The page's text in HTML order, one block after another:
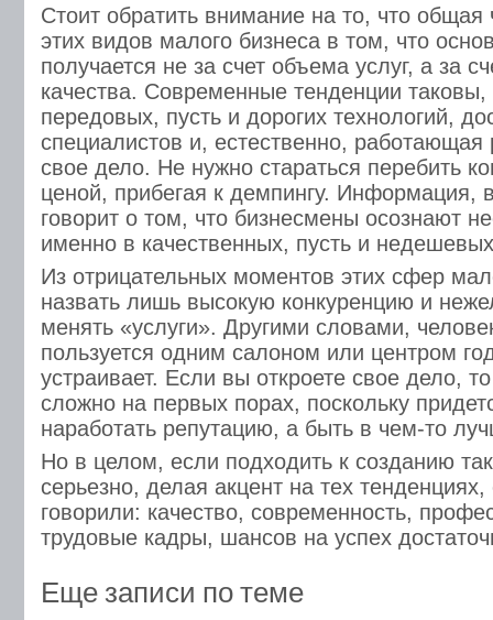
Стоит обратить внимание на то, что общая
этих видов малого бизнеса в том, что
получается не за счет объема услуг, а за
качества. Современные тенденции таковы,
передовых, пусть и дорогих технологий,
специалистов и, естественно,
свое дело. Не нужно стараться перебить
ценой, прибегая к демпингу. Информация,
говорит о том, что бизнесмены осознают
именно в качественных, пусть и
Из отрицательных моментов этих сфер
назвать лишь высокую конкуренцию и
менять «услуги». Другими словами,
пользуется одним салоном или центром
устраивает. Если вы откроете свое дело,
сложно на первых порах, поскольку
наработать репутацию, а быть в чем-то
Но в целом, если подходить к созданию
серьезно, делая акцент на тех
говорили: качество, современность,
трудовые кадры, шансов на успех
Еще записи по теме